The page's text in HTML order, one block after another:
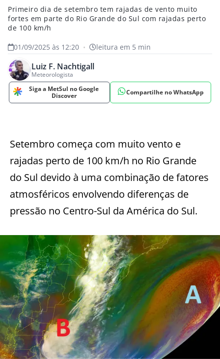
Primeiro dia de setembro tem rajadas de vento muito
fortes em parte do Rio Grande do Sul com rajadas perto
de 100 km/h
01/09/2025 às 12:20 • leitura em 5 min
Luiz F. Nachtigall
Meteorologista
Siga a MetSul no Google
Discover
Compartilhe no WhatsApp
Setembro começa com muito vento e
rajadas perto de 100 km/h no Rio Grande
do Sul devido à uma combinação de fatores
atmosféricos envolvendo diferenças de
pressão no Centro-Sul da América do Sul.